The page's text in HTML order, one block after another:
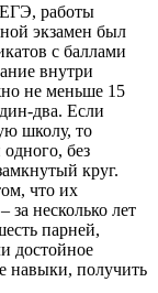
работы
экзамен был
с баллами
внутри
не меньше 15
два. Если
школу, то
без
круг.
что их
за несколько лет
парней,
достойное
навыки, получить